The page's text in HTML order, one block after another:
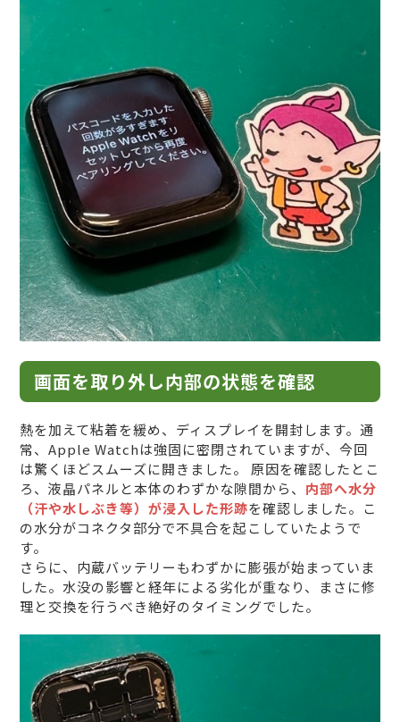
画面を取り外し内部の状態を確認
熱を加えて粘着を緩め、ディスプレイを開封します。通
常、Apple Watchは強固に密閉されていますが、今回
は驚くほどスムーズに開きました。 原因を確認したとこ
ろ、液晶パネルと本体のわずかな隙間から、 内部へ水分
（汗や水しぶき等）が浸入した形跡を確認しました。こ
の水分がコネクタ部分で不具合を起こしていたようで
す。
さらに、内蔵バッテリーもわずかに膨張が始まっていま
した。水没の影響と経年による劣化が重なり、まさに修
理と交換を行うべき絶好のタイミングでした。